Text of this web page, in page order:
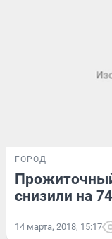
ГОРОД
снизили на
14 марта, 2018, 15:17